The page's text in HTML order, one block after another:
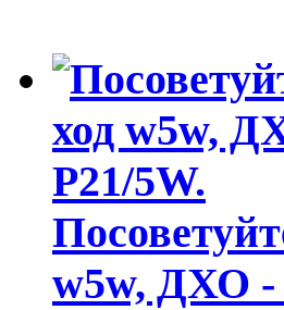
w5w, ДХО -